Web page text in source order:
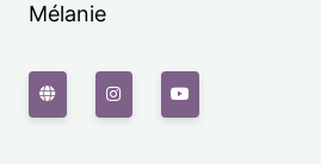
Mélanie